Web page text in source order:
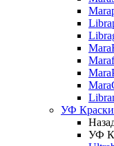
УФ Краски
УФ